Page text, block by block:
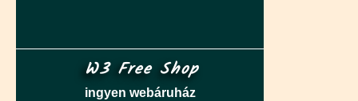
W3 Free Shop
ingyen webáruház